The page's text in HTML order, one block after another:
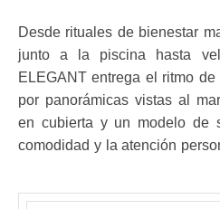
Desde rituales de bienestar
junto a la piscina hasta
ELEGANT entrega el ritmo
por panorámicas vistas al
en cubierta y un modelo de
comodidad y la atención